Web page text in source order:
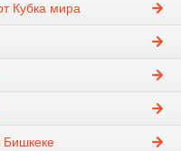
Кубка мира
Бишкеке